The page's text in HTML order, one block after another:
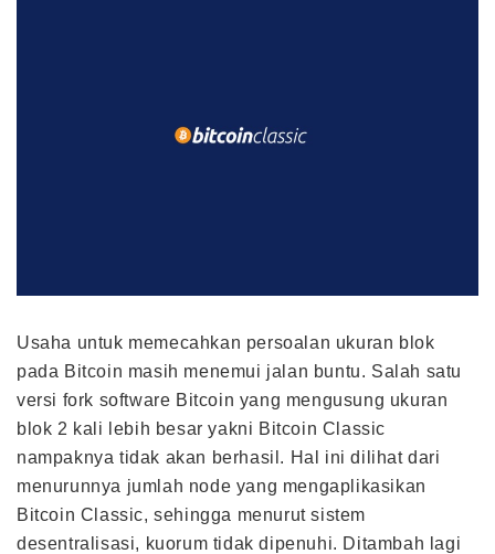
Usaha untuk memecahkan persoalan ukuran blok
pada Bitcoin masih menemui jalan buntu. Salah satu
versi fork software Bitcoin yang mengusung ukuran
blok 2 kali lebih besar yakni Bitcoin Classic
nampaknya tidak akan berhasil. Hal ini dilihat dari
menurunnya jumlah node yang mengaplikasikan
Bitcoin Classic, sehingga menurut sistem
desentralisasi, kuorum tidak dipenuhi. Ditambah lagi